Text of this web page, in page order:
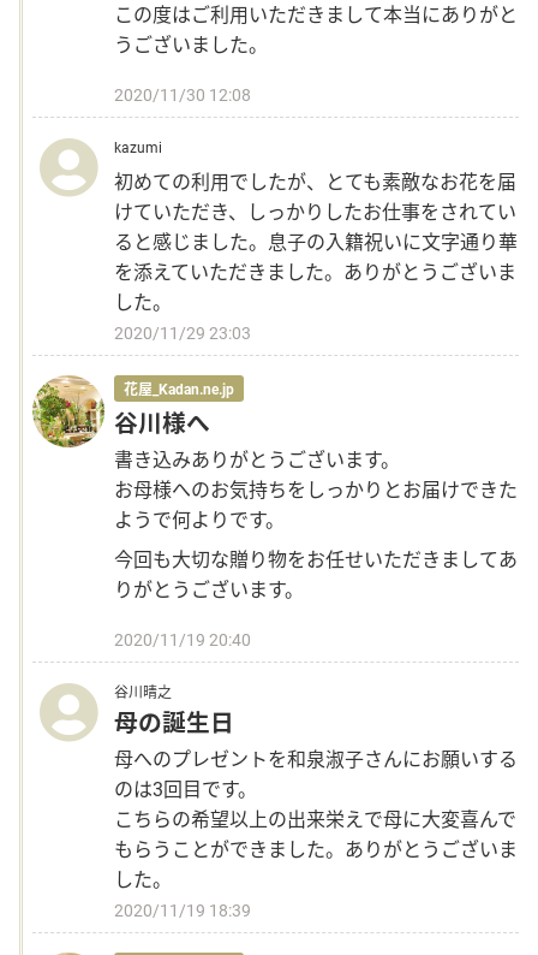
ログイン
会員登録
その他
花言葉辞典
注文方法・送料など
初めてのお客様
プライバシーポリシー
facebook
instagram
日本語
English
この度はご利用いただきまして本当にありがと
うございました。
2020/11/30 12:08
kazumi
初めての利用でしたが、とても素敵なお花を届
けていただき、しっかりしたお仕事をされてい
ると感じました。息子の入籍祝いに文字通り華
を添えていただきました。ありがとうございま
した。
2020/11/29 23:03
花屋_Kadan.ne.jp
谷川様へ
書き込みありがとうございます。
お母様へのお気持ちをしっかりとお届けできた
ようで何よりです。
今回も大切な贈り物をお任せいただきましてあ
りがとうございます。
2020/11/19 20:40
谷川晴之
母の誕生日
母へのプレゼントを和泉淑子さんにお願いする
のは3回目です。
こちらの希望以上の出来栄えで母に大変喜んで
もらうことができました。ありがとうございま
した。
2020/11/19 18:39